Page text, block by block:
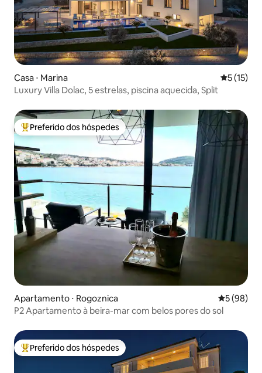
Casa ⋅ Marina 5 de uma
5 (15)
Luxury Villa Dolac, 5 estrelas, piscina aquecida, Split
Entre os melhores preferidos dos hóspedes
Preferido dos hóspedes
Apartamento ⋅ Rogoznica 5 de uma
5 (98)
P2 Apartamento à beira-mar com belos pores do sol
Entre os melhores preferidos dos hóspedes
Preferido dos hóspedes